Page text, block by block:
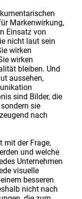
Markenwirkung,
Einsatz von
nicht laut sein
wirken
wirken
bleiben. Und
aussehen,
sind Bilder, die
sie
nach
mit der Frage,
und welche
Unternehmen
visuelle
besseren
nicht nach